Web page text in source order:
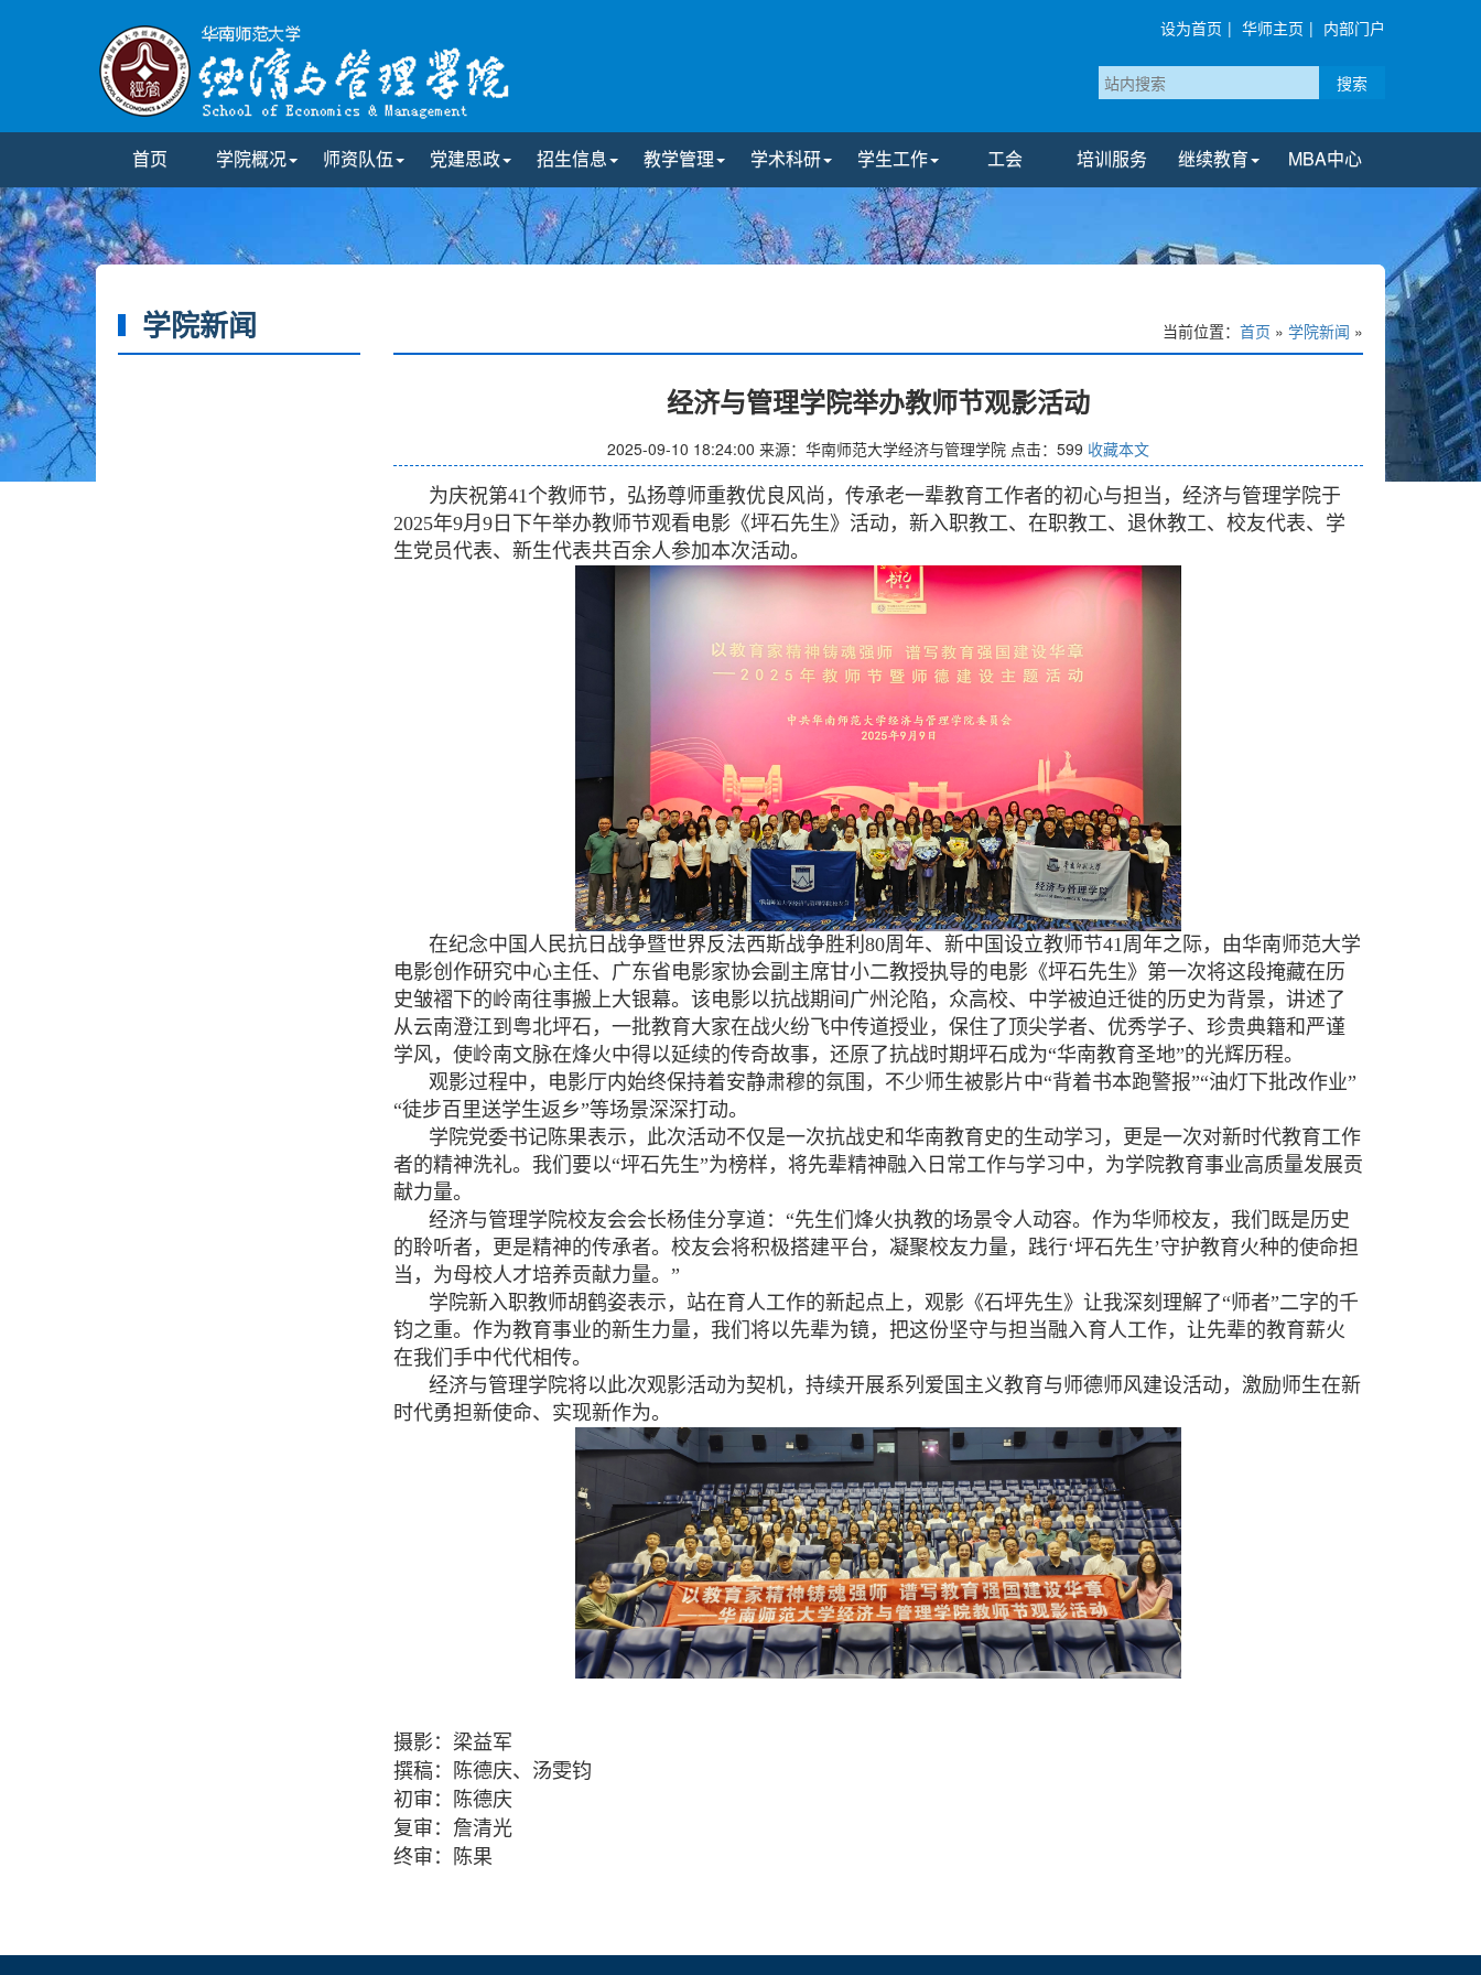
设为首页 | 华师主页 | 内部门户
搜索
首页 学院概况 师资队伍 党建思政 招生信息 教学管理 学术科研 学生工作 工会 培训服务 继续教育 MBA中心
学院新闻 当前位置： 首页 » 学院新闻 »
经济与管理学院举办教师节观影活动
2025-09-10 18:24:00 来源：华南师范大学经济与管理学院 点击： 599 收藏本文
为庆祝第41个教师节，弘扬尊师重教优良风尚，传承老一辈教育工作者的初心与担当，经济与管理学院于
2025年9月9日下午举办教师节观看电影《坪石先生》活动，新入职教工、在职教工、退休教工、校友代表、学
生党员代表、新生代表共百余人参加本次活动。
在纪念中国人民抗日战争暨世界反法西斯战争胜利80周年、新中国设立教师节41周年之际，由华南师范大学
电影创作研究中心主任、广东省电影家协会副主席甘小二教授执导的电影《坪石先生》第一次将这段掩藏在历
史皱褶下的岭南往事搬上大银幕。该电影以抗战期间广州沦陷，众高校、中学被迫迁徙的历史为背景，讲述了
从云南澄江到粤北坪石，一批教育大家在战火纷飞中传道授业，保住了顶尖学者、优秀学子、珍贵典籍和严谨
学风，使岭南文脉在烽火中得以延续的传奇故事，还原了抗战时期坪石成为“华南教育圣地”的光辉历程。
观影过程中，电影厅内始终保持着安静肃穆的氛围，不少师生被影片中“背着书本跑警报”“油灯下批改作业”
“徒步百里送学生返乡”等场景深深打动。
学院党委书记陈果表示，此次活动不仅是一次抗战史和华南教育史的生动学习，更是一次对新时代教育工作
者的精神洗礼。我们要以“坪石先生”为榜样，将先辈精神融入日常工作与学习中，为学院教育事业高质量发展贡
献力量。
经济与管理学院校友会会长杨佳分享道：“先生们烽火执教的场景令人动容。作为华师校友，我们既是历史
的聆听者，更是精神的传承者。校友会将积极搭建平台，凝聚校友力量，践行‘坪石先生’守护教育火种的使命担
当，为母校人才培养贡献力量。”
学院新入职教师胡鹤姿表示，站在育人工作的新起点上，观影《石坪先生》让我深刻理解了“师者”二字的千
钧之重。作为教育事业的新生力量，我们将以先辈为镜，把这份坚守与担当融入育人工作，让先辈的教育薪火
在我们手中代代相传。
经济与管理学院将以此次观影活动为契机，持续开展系列爱国主义教育与师德师风建设活动，激励师生在新
时代勇担新使命、实现新作为。
摄影：梁益军
撰稿：陈德庆、汤雯钧
初审：陈德庆
复审：詹清光
终审：陈果